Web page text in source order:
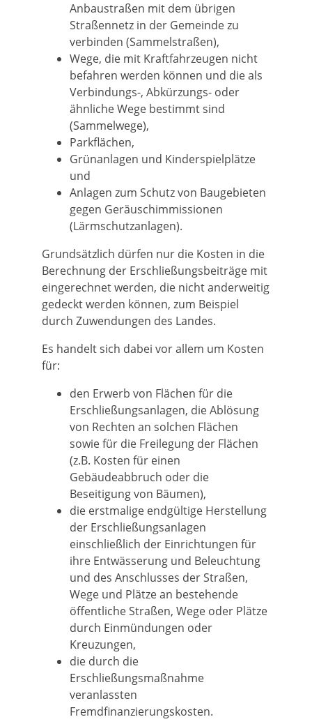
Anbaustraßen mit dem übrigen
Straßennetz in der Gemeinde zu
verbinden (Sammelstraßen),
Wege, die mit Kraftfahrzeugen nicht
befahren werden können und die als
Verbindungs-, Abkürzungs- oder
ähnliche Wege bestimmt sind
(Sammelwege),
Parkflächen,
Grünanlagen und Kinderspielplätze
und
Anlagen zum Schutz von Baugebieten
gegen Geräuschimmissionen
(Lärmschutzanlagen).
Grundsätzlich dürfen nur die Kosten in die
Berechnung der Erschließungsbeiträge mit
eingerechnet werden, die nicht anderweitig
gedeckt werden können, zum Beispiel
durch Zuwendungen des Landes.
Es handelt sich dabei vor allem um Kosten
für:
den Erwerb von Flächen für die
Erschließungsanlagen, die Ablösung
von Rechten an solchen Flächen
sowie für die Freilegung der Flächen
(z.B. Kosten für einen
Gebäudeabbruch oder die
Beseitigung von Bäumen),
die erstmalige endgültige Herstellung
der Erschließungsanlagen
einschließlich der Einrichtungen für
ihre Entwässerung und Beleuchtung
und des Anschlusses der Straßen,
Wege und Plätze an bestehende
öffentliche Straßen, Wege oder Plätze
durch Einmündungen oder
Kreuzungen,
die durch die
Erschließungsmaßnahme
veranlassten
Fremdfinanzierungskosten.